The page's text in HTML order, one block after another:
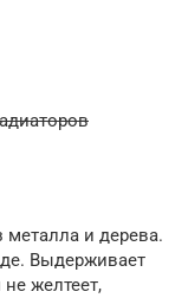
металла и дерева.
Выдерживает
желтеет,